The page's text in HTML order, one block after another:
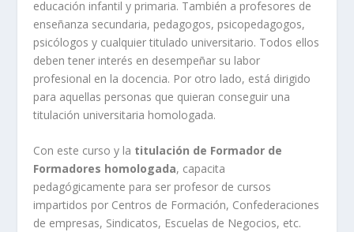
educación infantil y primaria. También a profesores de
enseñanza secundaria, pedagogos, psicopedagogos,
psicólogos y cualquier titulado universitario. Todos ellos
deben tener interés en desempeñar su labor
profesional en la docencia. Por otro lado, está dirigido
para aquellas personas que quieran conseguir una
titulación universitaria homologada.
Con este curso y la titulación de Formador de
Formadores homologada, capacita
pedagógicamente para ser profesor de cursos
impartidos por Centros de Formación, Confederaciones
de empresas, Sindicatos, Escuelas de Negocios, etc.